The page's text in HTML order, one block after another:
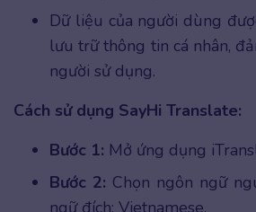
Dữ liệu của người dùng
lưu trữ thông tin cá nhân,
người sử dụng.
Cách sử dụng SayHi Translate:
Bước 1: Mở ứng dụng
Bước 2: Chọn ngôn ngữ
ngữ đích: Vietnamese.